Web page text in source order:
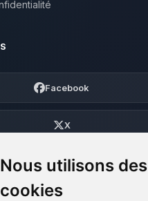
Nous utilisons des
cookies
Facebook
X
Discord